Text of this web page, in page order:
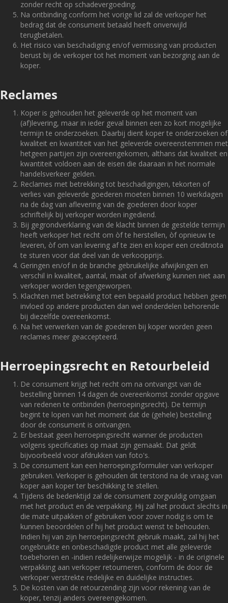
zonder recht op schadevergoeding.
Na ontbinding conform het vorige lid zal de verkoper het
bedrag dat de consument betaald heeft onverwijld
terugbetalen.
Het risico van beschadiging en/of vermissing van producten
berust bij de verkoper tot het moment van bezorging aan de
koper.
Reclames
Koper is gehouden het geleverde op het moment van
(af)levering, maar in ieder geval binnen een zo kort mogelijke
termijn te onderzoeken. Daarbij dient koper te onderzoeken of
kwaliteit en kwantiteit van het geleverde overeenstemmen met
hetgeen partijen zijn overeengekomen, althans dat kwaliteit en
kwantiteit voldoen aan de eisen die daaraan in het normale
handelsverkeer gelden.
Reclames met betrekking tot beschadigingen, tekorten of
verlies van geleverde goederen moeten binnen 10 werkdagen
na de dag van aflevering van de goederen door koper
schriftelijk bij verkoper worden ingediend.
Bij gegrondverklaring van de klacht binnen de gestelde termijn
heeft verkoper het recht om òf te herstellen, òf opnieuw te
leveren, òf om van levering af te zien en koper een creditnota
te sturen voor dat deel van de verkoopprijs.
Geringen en/of in de branche gebruikelijke afwijkingen en
verschil in kwaliteit, aantal, maat of afwerking kunnen niet aan
verkoper worden tegengeworpen.
Klachten met betrekking tot een bepaald product hebben geen
invloed op andere producten dan wel onderdelen behorende
bij diezelfde overeenkomst.
Na het verwerken van de goederen bij koper worden geen
reclames meer geaccepteerd.
Herroepingsrecht en Retourbeleid
De consument krijgt het recht om na ontvangst van de
bestelling binnen 14 dagen de overeenkomst zonder opgave
van redenen te ontbinden (herroepingsrecht). De termijn
begint te lopen van het moment dat de (gehele) bestelling
door de consument is ontvangen.
Er bestaat geen herroepingsrecht wanner de producten
volgens specificaties op maat zijn gemaakt. Dat geldt
bijvoorbeeld voor afdrukken van foto's.
De consument kan een herroepingsformulier van verkoper
gebruiken. Verkoper is gehouden dit terstond na de vraag van
koper aan koper ter beschikking te stellen.
Tijdens de bedenktijd zal de consument zorgvuldig omgaan
met het product en de verpakking. Hij zal het product slechts in
die mate uitpakken of gebruiken voor zover nodig is om te
kunnen beoordelen of hij het product wenst te behouden.
Indien hij van zijn herroepingsrecht gebruik maakt, zal hij het
ongebruikte en onbeschadigde product met alle geleverde
toebehoren en -indien redelijkerwijze mogelijk - in de originele
verpakking aan verkoper retourneren, conform de door de
verkoper verstrekte redelijke en duidelijke instructies.
De kosten van de retourzending zijn voor rekening van de
koper, tenzij anders overeengekomen.